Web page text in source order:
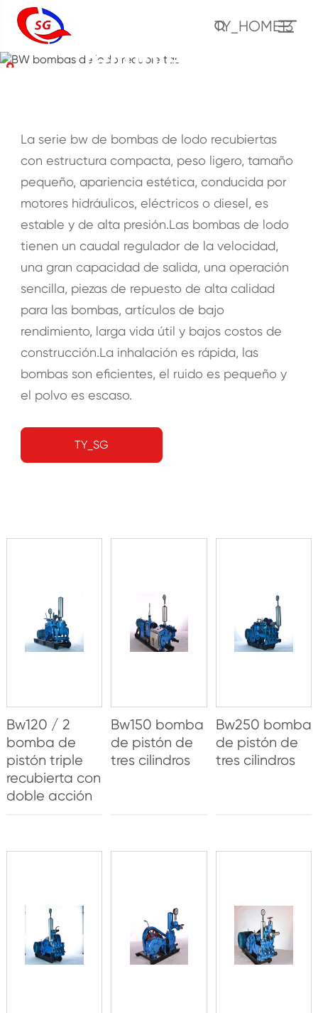
TY_HOME13
BW bombas de lodo
recubiertas
La serie bw de bombas de lodo recubiertas
con estructura compacta, peso ligero, tamaño
pequeño, apariencia estética, conducida por
motores hidráulicos, eléctricos o diesel, es
estable y de alta presión.Las bombas de lodo
tienen un caudal regulador de la velocidad,
una gran capacidad de salida, una operación
sencilla, piezas de repuesto de alta calidad
para las bombas, artículos de bajo
rendimiento, larga vida útil y bajos costos de
construcción.La inhalación es rápida, las
bombas son eficientes, el ruido es pequeño y
el polvo es escaso.
TY_SG
Bw120 / 2
bomba de
pistón triple
recubierta con
doble acción
Bw150 bomba
de pistón de
tres cilindros
Bw250 bomba
de pistón de
tres cilindros